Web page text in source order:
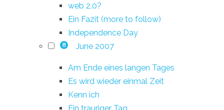
web 2.0?
Ein Fazit (more to follow)
Independence Day
8 June 2007
Am Ende eines langen Tages
Es wird wieder einmal Zeit
Kenn ich
Ein trauriger Tag